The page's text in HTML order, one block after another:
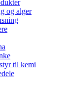
og alger
til kemi